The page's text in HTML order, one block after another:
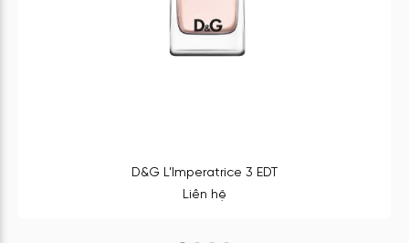
D&G L’Imperatrice 3 EDT
Liên hệ